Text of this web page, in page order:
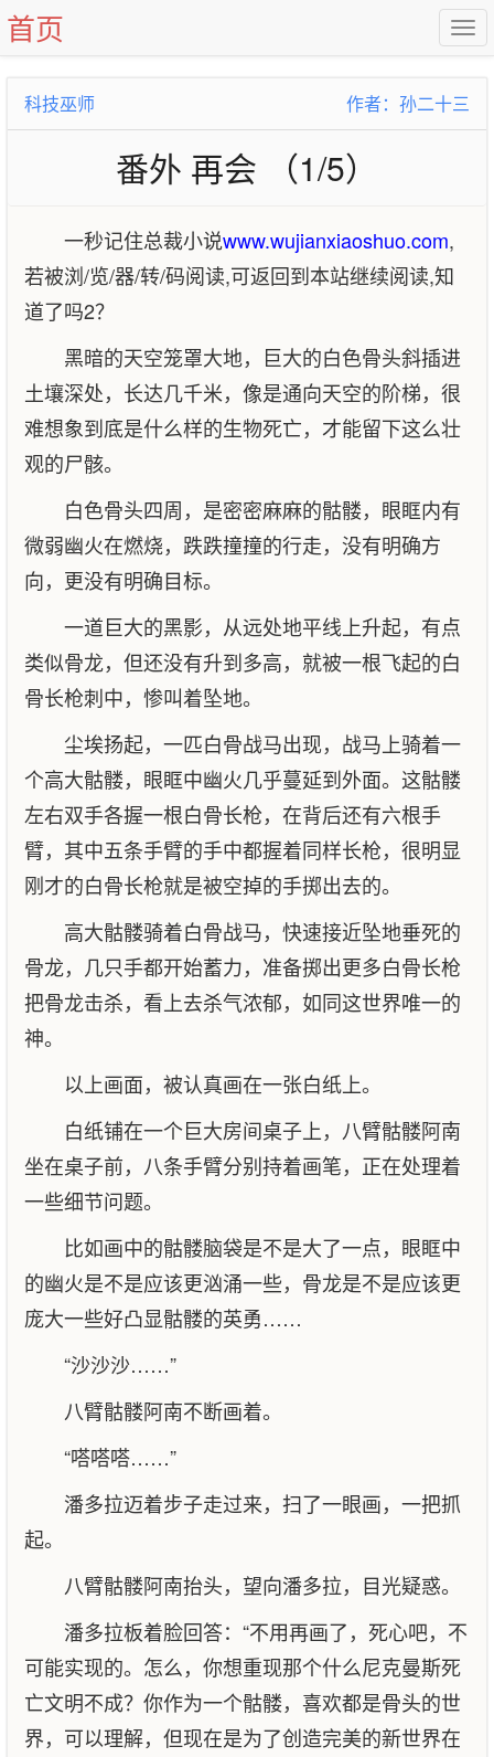
首页
科技巫师 作者：孙二十三
番外 再会 （1/5）
一秒记住总裁小说www.wujianxiaoshuo.com,
若被浏/览/器/转/码阅读,可返回到本站继续阅读,知
道了吗2？
黑暗的天空笼罩大地，巨大的白色骨头斜插进
土壤深处，长达几千米，像是通向天空的阶梯，很
难想象到底是什么样的生物死亡，才能留下这么壮
观的尸骸。
白色骨头四周，是密密麻麻的骷髅，眼眶内有
微弱幽火在燃烧，跌跌撞撞的行走，没有明确方
向，更没有明确目标。
一道巨大的黑影，从远处地平线上升起，有点
类似骨龙，但还没有升到多高，就被一根飞起的白
骨长枪刺中，惨叫着坠地。
尘埃扬起，一匹白骨战马出现，战马上骑着一
个高大骷髅，眼眶中幽火几乎蔓延到外面。这骷髅
左右双手各握一根白骨长枪，在背后还有六根手
臂，其中五条手臂的手中都握着同样长枪，很明显
刚才的白骨长枪就是被空掉的手掷出去的。
高大骷髅骑着白骨战马，快速接近坠地垂死的
骨龙，几只手都开始蓄力，准备掷出更多白骨长枪
把骨龙击杀，看上去杀气浓郁，如同这世界唯一的
神。
以上画面，被认真画在一张白纸上。
白纸铺在一个巨大房间桌子上，八臂骷髅阿南
坐在桌子前，八条手臂分别持着画笔，正在处理着
一些细节问题。
比如画中的骷髅脑袋是不是大了一点，眼眶中
的幽火是不是应该更汹涌一些，骨龙是不是应该更
庞大一些好凸显骷髅的英勇……
“沙沙沙……”
八臂骷髅阿南不断画着。
“嗒嗒嗒……”
潘多拉迈着步子走过来，扫了一眼画，一把抓
起。
八臂骷髅阿南抬头，望向潘多拉，目光疑惑。
潘多拉板着脸回答：“不用再画了，死心吧，不
可能实现的。怎么，你想重现那个什么尼克曼斯死
亡文明不成？你作为一个骷髅，喜欢都是骨头的世
界，可以理解，但现在是为了创造完美的新世界在